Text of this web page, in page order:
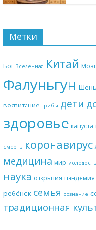
Метки
Бог Вселенная Китай Мозг
Фалуньгун
воспитание грибы дети
здоровье капуста
смерть коронавирус
медицина мир молодость
наука открытия пандемия
ребёнок семья сознание
традиционная